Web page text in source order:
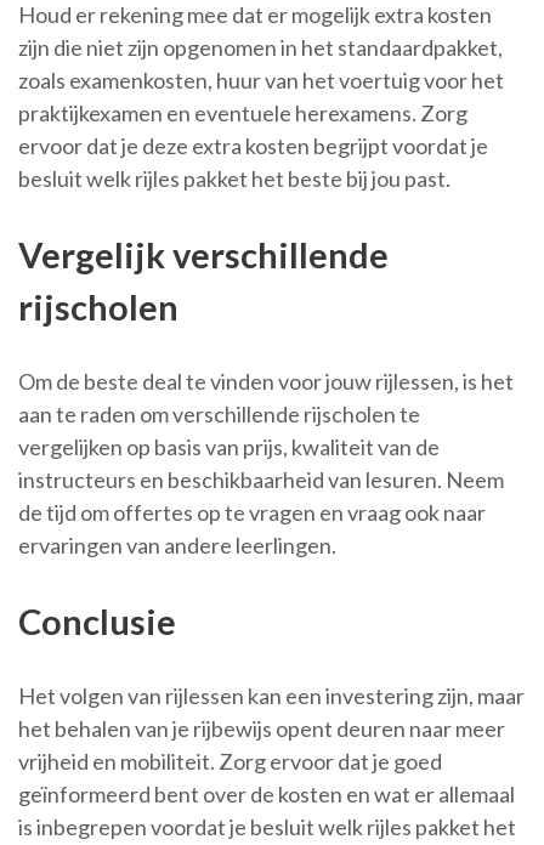
Houd er rekening mee dat er mogelijk extra kosten
zijn die niet zijn opgenomen in het standaardpakket,
zoals examenkosten, huur van het voertuig voor het
praktijkexamen en eventuele herexamens. Zorg
ervoor dat je deze extra kosten begrijpt voordat je
besluit welk rijles pakket het beste bij jou past.
Vergelijk verschillende
rijscholen
Om de beste deal te vinden voor jouw rijlessen, is het
aan te raden om verschillende rijscholen te
vergelijken op basis van prijs, kwaliteit van de
instructeurs en beschikbaarheid van lesuren. Neem
de tijd om offertes op te vragen en vraag ook naar
ervaringen van andere leerlingen.
Conclusie
Het volgen van rijlessen kan een investering zijn, maar
het behalen van je rijbewijs opent deuren naar meer
vrijheid en mobiliteit. Zorg ervoor dat je goed
geïnformeerd bent over de kosten en wat er allemaal
is inbegrepen voordat je besluit welk rijles pakket het